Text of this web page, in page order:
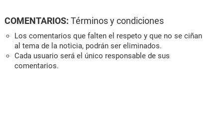
COMENTARIOS: Términos y condiciones
Los comentarios que falten el respeto y que no se ciñan
al tema de la noticia, podrán ser eliminados.
Cada usuario será el único responsable de sus
comentarios.